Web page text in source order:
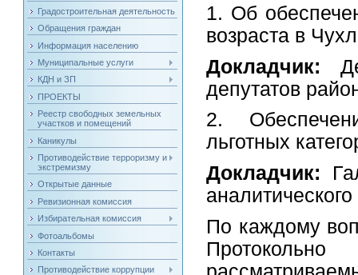
Градостроительная деятельность
Обращения граждан
Информация населению
Муниципальные услуги
КДН и ЗП
ПРОЕКТЫ
Реестр свободных земельных
участков и помещений
Каникулы
Противодействие терроризму и
экстремизму
Открытые данные
Ревизионная комиссия
Избирательная комиссия
Фотоальбомы
Контакты
Противодействие коррупции
1. Об
возраста в
Докладчик:
депутатов
2.
льготных
Докладчик:
По каждому